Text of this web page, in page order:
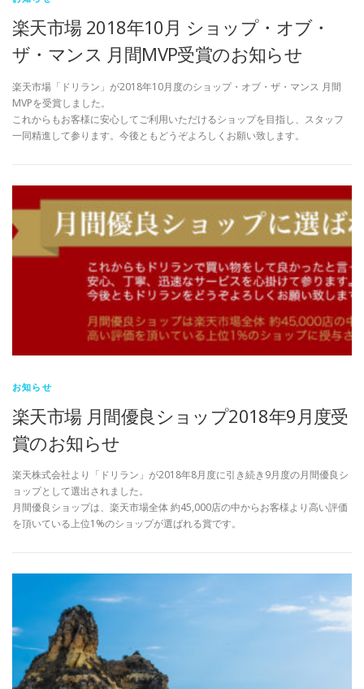
楽天市場 2018年10月 ショップ・オブ・
ザ・マンス 月間MVP受賞のお知らせ
楽天市場「ドリラン」が2018年10月度のショップ・オブ・ザ・マンス 月間
MVPを受賞しました。
これからもお客様に安心してご利用いただけるショップを目指し、スタッフ
一同精進して参ります。今後ともどうぞよろしくお願い致します。
お知らせ
楽天市場 月間優良ショップ2018年9月度受
賞のお知らせ
楽天株式会社より「ドリラン」が2018年8月度に引き続き9月度の月間優良シ
ョップとして選出されました。
月間優良ショップは、楽天市場全体 約45,000店の中からお客様より高い評価
を頂いている上位1%のショップが選ばれる賞です。